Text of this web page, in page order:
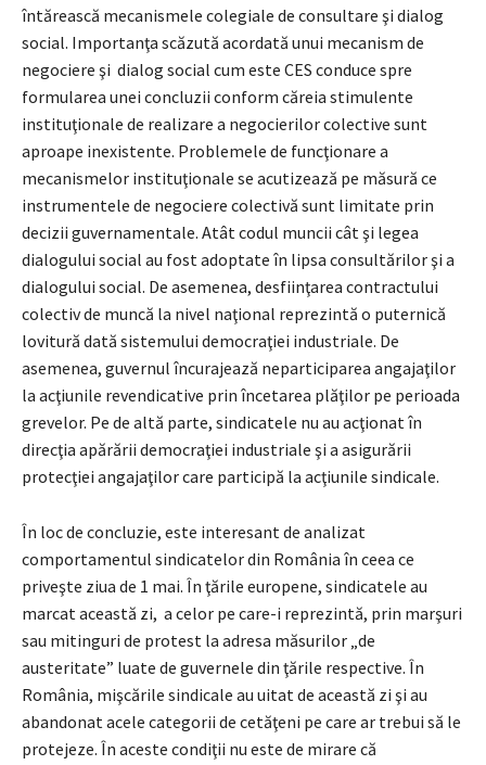
întărească mecanismele colegiale de consultare şi dialog
social. Importanţa scăzută acordată unui mecanism de
negociere şi dialog social cum este CES conduce spre
formularea unei concluzii conform căreia stimulente
instituţionale de realizare a negocierilor colective sunt
aproape inexistente. Problemele de funcţionare a
mecanismelor instituţionale se acutizează pe măsură ce
instrumentele de negociere colectivă sunt limitate prin
decizii guvernamentale. Atât codul muncii cât şi legea
dialogului social au fost adoptate în lipsa consultărilor şi a
dialogului social. De asemenea, desfiinţarea contractului
colectiv de muncă la nivel naţional reprezintă o puternică
lovitură dată sistemului democraţiei industriale. De
asemenea, guvernul încurajează neparticiparea angajaţilor
la acţiunile revendicative prin încetarea plăţilor pe perioada
grevelor. Pe de altă parte, sindicatele nu au acţionat în
direcţia apărării democraţiei industriale şi a asigurării
protecţiei angajaţilor care participă la acţiunile sindicale.
În loc de concluzie, este interesant de analizat
comportamentul sindicatelor din România în ceea ce
priveşte ziua de 1 mai. În ţările europene, sindicatele au
marcat această zi, a celor pe care-i reprezintă, prin marşuri
sau mitinguri de protest la adresa măsurilor „de
austeritate” luate de guvernele din ţările respective. În
România, mişcările sindicale au uitat de această zi şi au
abandonat acele categorii de cetăţeni pe care ar trebui să le
protejeze. În aceste condiţii nu este de mirare că